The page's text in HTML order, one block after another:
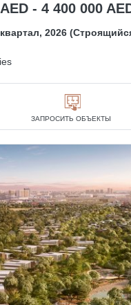
- 4 400 000
2026
ЗАПРОСИТЬ ОБЪЕКТЫ